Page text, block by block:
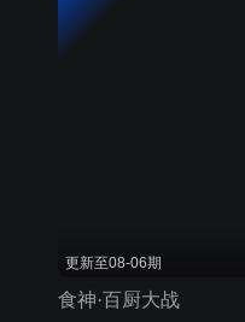
更新至08-06期
食神·百厨大战